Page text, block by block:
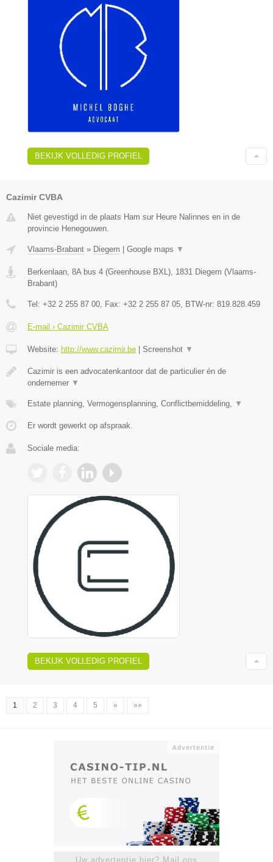
BEKIJK VOLLEDIG PROFIEL
Cazimir CVBA
Niet gevestigd in de plaats Ham sur Heure Nalinnes en in de
provincie Henegouwen.
Vlaams-Brabant » Diegem | Google maps ▼
Berkenlaan, 8A bus 4 (Greenhouse BXL) 1831 Diegem (Vlaams-
Brabant)
Tel: +32 2 255 87 00 , Fax: +32 2 255 87 05 , BTW-nr: 819.828.459
E-mail › Cazimir CVBA
Website: http://www.cazimir.be | Screenshot ▼
Cazimir is een advocatenkantoor dat de particulier én de
ondernemer ▼
Estate planning, Vermogensplanning, Conflictbemiddeling, ▼
Er wordt gewerkt op afspraak.
Sociale media:
BEKIJK VOLLEDIG PROFIEL
1 2 3 4 5 » »»
Uw advertentie hier? Mail ons